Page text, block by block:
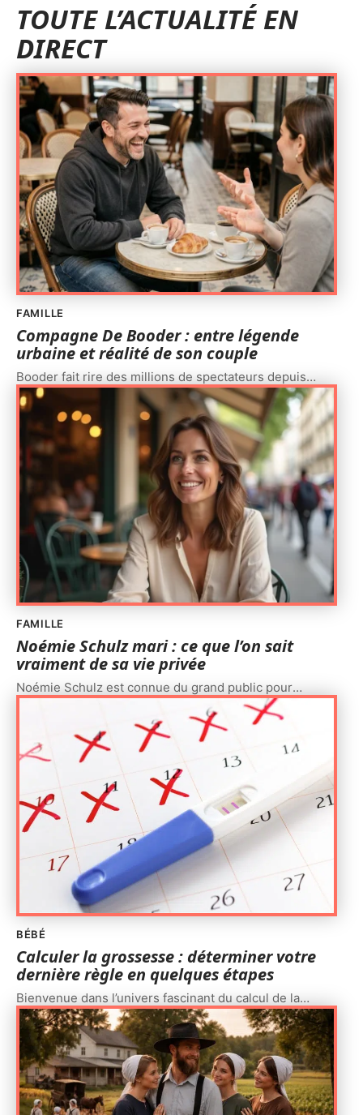
TOUTE L’ACTUALITÉ EN
DIRECT
FAMILLE
Compagne De Booder : entre légende
urbaine et réalité de son couple
Booder fait rire des millions de spectateurs depuis…
FAMILLE
Noémie Schulz mari : ce que l’on sait
vraiment de sa vie privée
Noémie Schulz est connue du grand public pour…
BÉBÉ
Calculer la grossesse : déterminer votre
dernière règle en quelques étapes
Bienvenue dans l’univers fascinant du calcul de la…